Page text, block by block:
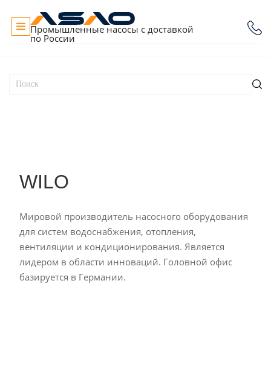
Промышленные насосы с доставкой
по России
WILO
Мировой производитель насосного оборудования
для систем водоснабжения, отопления,
вентиляции и кондиционирования. Является
лидером в области инноваций. Головной офис
базируется в Германии.